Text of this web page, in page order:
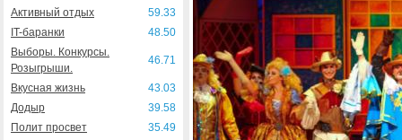
Активный отдых
59.33
IT-баранки
48.50
Выборы. Конкурсы.
Розыгрыши.
46.71
Вкусная жизнь
43.03
Додыр
39.58
Полит просвет
35.49